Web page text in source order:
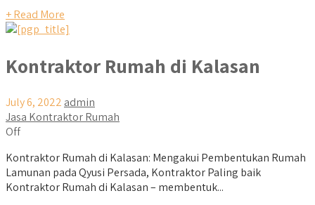
+ Read More
Kontraktor Rumah di Kalasan
July 6, 2022 admin
Jasa Kontraktor Rumah
Off
Kontraktor Rumah di Kalasan: Mengakui Pembentukan Rumah
Lamunan pada Qyusi Persada, Kontraktor Paling baik
Kontraktor Rumah di Kalasan – membentuk...